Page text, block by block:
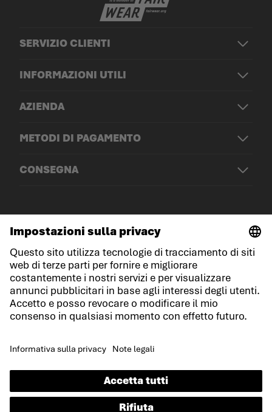
SERVIZIO CLIENTI
INFORMAZIONI UTILI
AZIENDA
METODI DI PAGAMENTO
CONSEGNA
© LOWA Sportschuhe GmbH
Note legali
Protezione dei dati
Cookies
Condizioni di gara
Dichiarazione sull'accessibilità